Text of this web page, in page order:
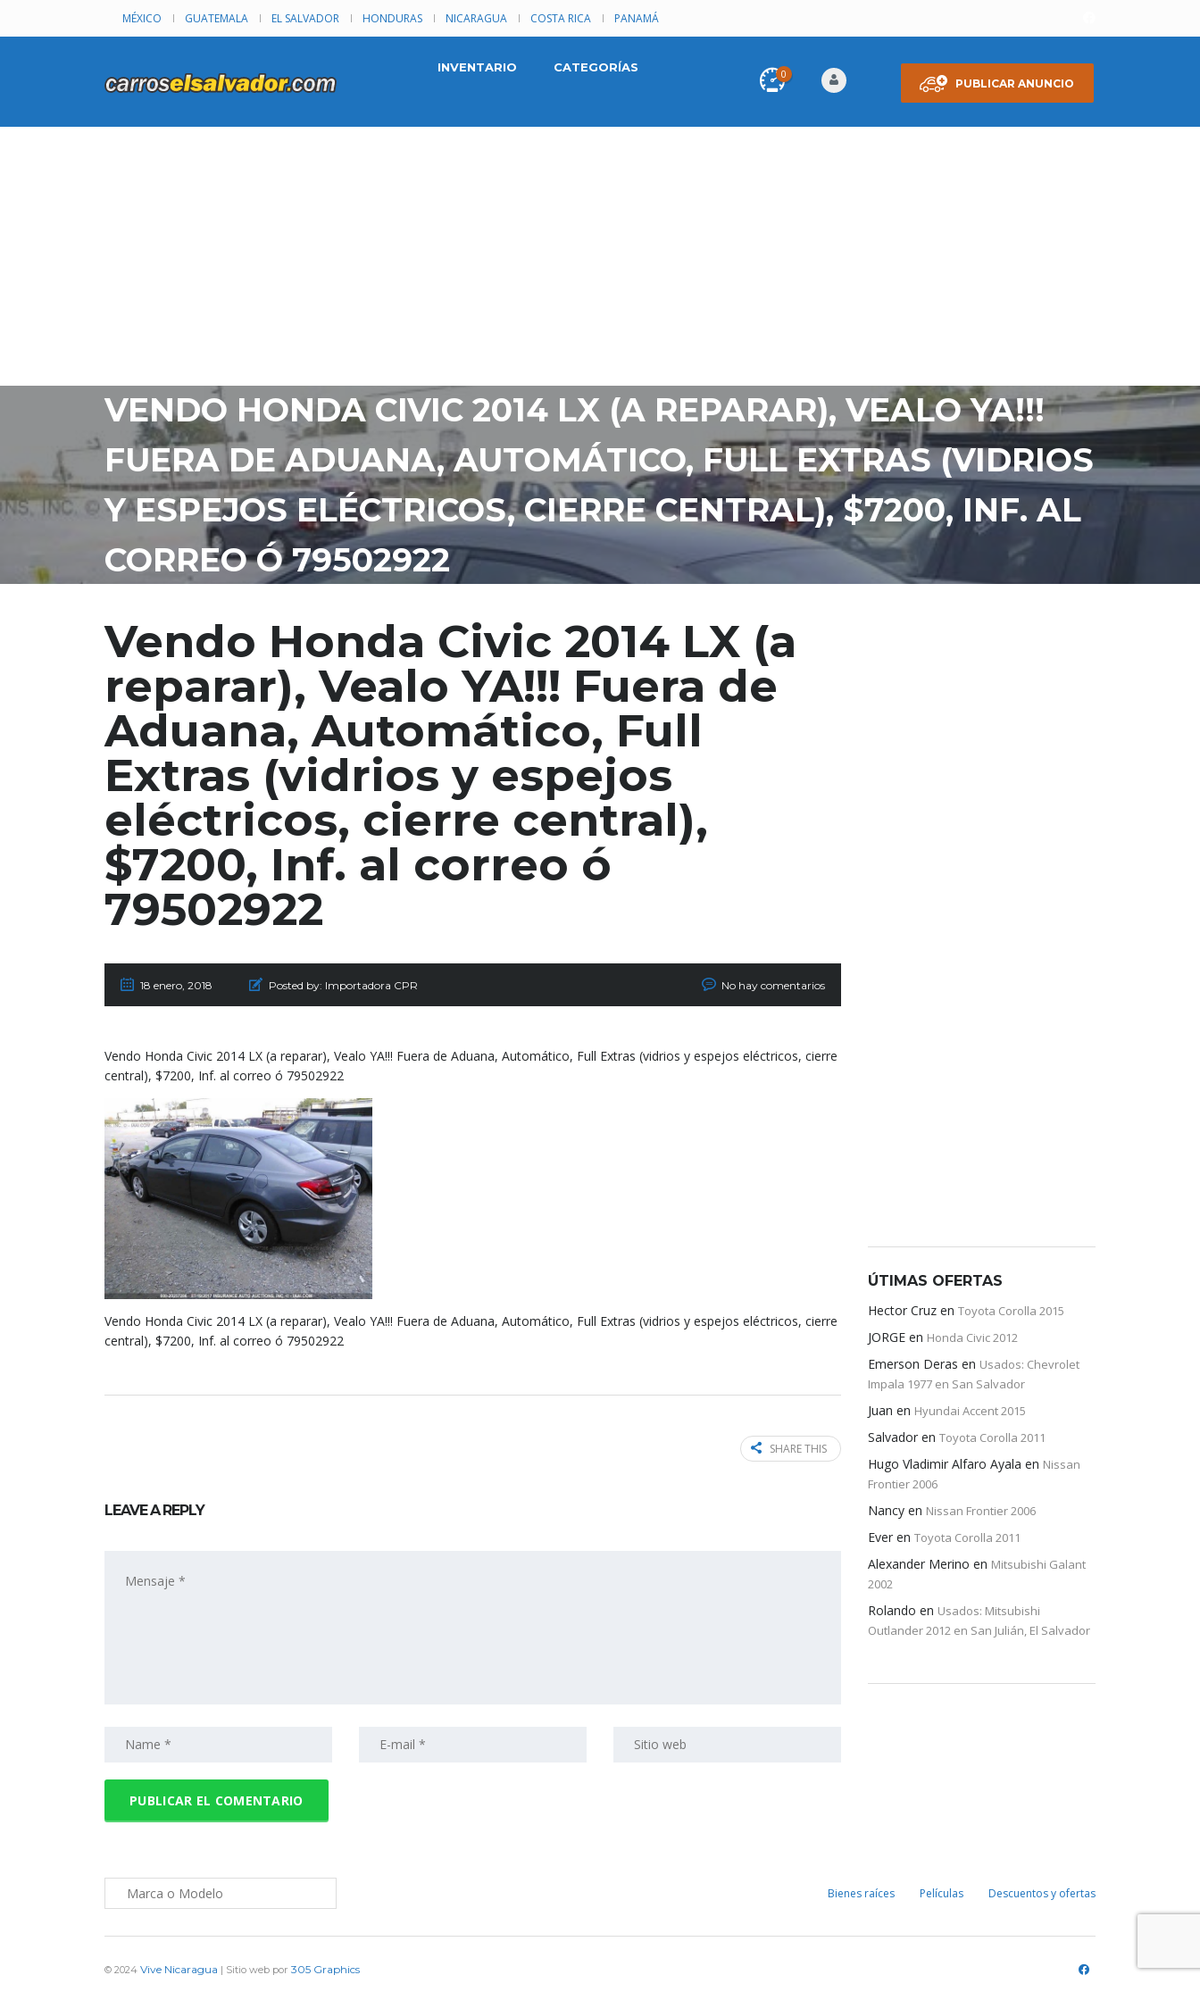
MÉXICO GUATEMALA EL SALVADOR HONDURAS NICARAGUA COSTA RICA PANAMÁ
PUBLICAR ANUNCIO
0
INVENTARIO CATEGORÍAS
VENDO HONDA CIVIC 2014 LX (A REPARAR), VEALO YA!!!
FUERA DE ADUANA, AUTOMÁTICO, FULL EXTRAS (VIDRIOS
Y ESPEJOS ELÉCTRICOS, CIERRE CENTRAL), $7200, INF. AL
CORREO Ó 79502922
Vendo Honda Civic 2014 LX (a
reparar), Vealo YA!!! Fuera de
Aduana, Automático, Full
Extras (vidrios y espejos
eléctricos, cierre central),
$7200, Inf. al correo ó
79502922
18 enero, 2018 Posted by: Importadora CPR No hay comentarios
Vendo Honda Civic 2014 LX (a reparar), Vealo YA!!! Fuera de Aduana, Automático, Full Extras (vidrios y espejos eléctricos, cierre
central), $7200, Inf. al correo ó 79502922
Vendo Honda Civic 2014 LX (a reparar), Vealo YA!!! Fuera de Aduana, Automático, Full Extras (vidrios y espejos eléctricos, cierre
central), $7200, Inf. al correo ó 79502922
SHARE THIS
LEAVE A REPLY
ÚTIMAS OFERTAS
Hector Cruz en Toyota Corolla 2015
JORGE en Honda Civic 2012
Emerson Deras en Usados: Chevrolet
Impala 1977 en San Salvador
Juan en Hyundai Accent 2015
Salvador en Toyota Corolla 2011
Hugo Vladimir Alfaro Ayala en Nissan
Frontier 2006
Nancy en Nissan Frontier 2006
Ever en Toyota Corolla 2011
Alexander Merino en Mitsubishi Galant
2002
Rolando en Usados: Mitsubishi
Outlander 2012 en San Julián, El Salvador
Bienes raíces Películas Descuentos y ofertas
© 2024 Vive Nicaragua | Sitio web por 305 Graphics